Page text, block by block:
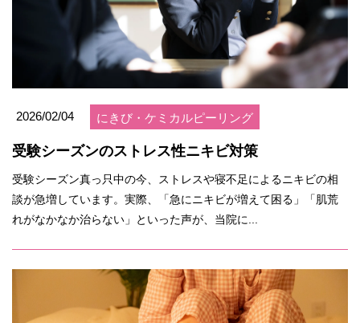
2026/02/04 にきび・ケミカルピーリング
受験シーズンのストレス性ニキビ対策
受験シーズン真っ只中の今、ストレスや寝不足によるニキビの相
談が急増しています。実際、「急にニキビが増えて困る」「肌荒
れがなかなか治らない」といった声が、当院に...